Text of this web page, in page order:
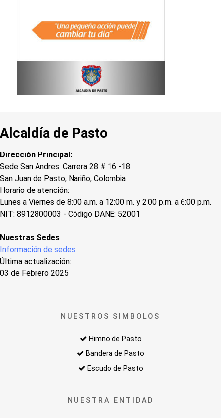
Alcaldía de Pasto
Dirección Principal:
Sede San Andres: Carrera 28 # 16 -18
San Juan de Pasto, Nariño, Colombia
Horario de atención:
Lunes a Viernes de 8:00 a.m. a 12:00 m. y 2:00 p.m. a 6:00 p.m.
NIT: 8912800003 - Código DANE: 52001
Nuestras Sedes
Información de sedes
Última actualización:
03 de Febrero 2025
NUESTROS SIMBOLOS
Himno de Pasto
Bandera de Pasto
Escudo de Pasto
NUESTRA ENTIDAD